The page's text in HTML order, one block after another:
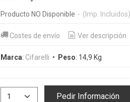
Producto NO Disponible - (Imp. Incluidos)
Costes de envío Ver descripción
Marca: Cifarelli • Peso: 14,9 Kg
Pedir Información